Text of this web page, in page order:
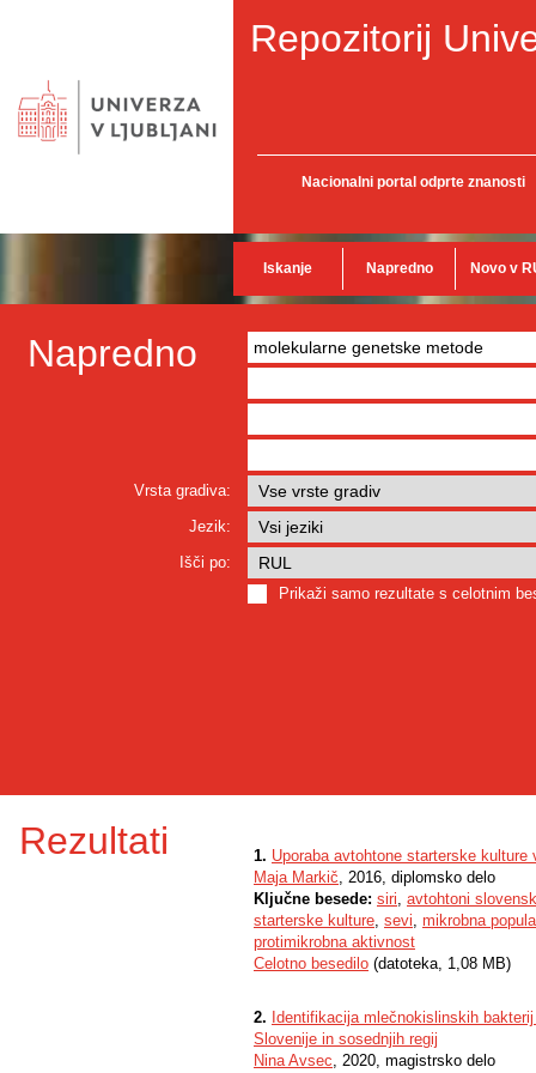
Repozitorij
Nacionalni portal odprte znanosti
Iskanje Napredno Novo v
Napredno
Vrsta gradiva:
Jezik:
Išči po:
Prikaži samo rezultate s celotnim
Rezultati 1. Uporaba avtohtone starterske
Maja Markič, 2016, diplomsko delo
Ključne besede: siri, avtohtoni
starterske kulture, sevi, mikrobna
protimikrobna aktivnost
Celotno besedilo (datoteka, 1,08 MB)
2. Identifikacija mlečnokislinskih
Slovenije in sosednjih regij
Nina Avsec, 2020, magistrsko delo